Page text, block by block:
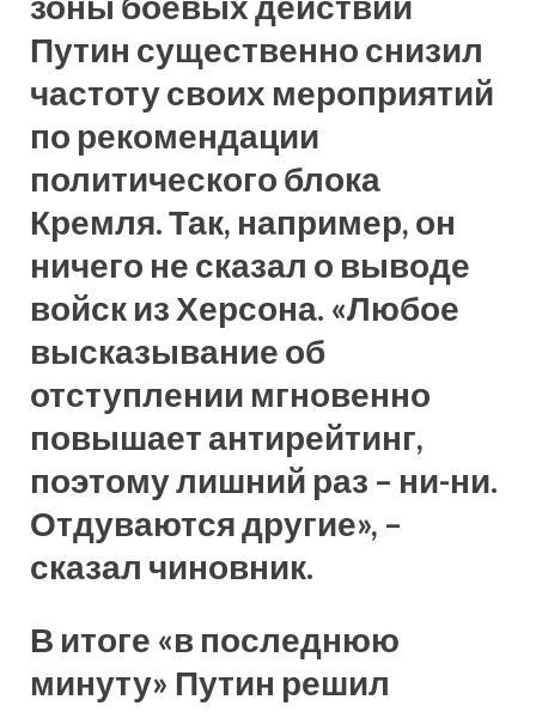
Путин существенно снизил
частоту своих мероприятий
по рекомендации
политического блока
Кремля. Так, например, он
ничего не сказал о выводе
войск из Херсона. «Любое
высказывание об
отступлении мгновенно
повышает антирейтинг,
поэтому лишний раз – ни-ни.
Отдуваются другие», –
сказал чиновник.
В итоге «в последнюю
минуту» Путин решил